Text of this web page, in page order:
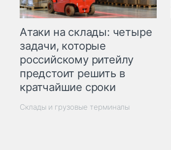
Атаки на склады: четыре
задачи, которые
российскому ритейлу
предстоит решить в
кратчайшие сроки
Склады и грузовые терминалы